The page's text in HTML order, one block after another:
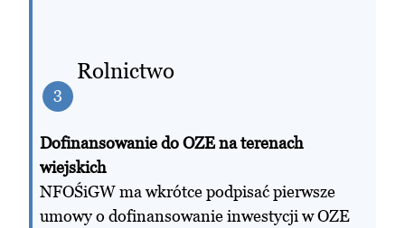
3
Rolnictwo
Dofinansowanie do OZE na terenach
wiejskich
NFOŚiGW ma wkrótce podpisać pierwsze
umowy o dofinansowanie inwestycji w OZE